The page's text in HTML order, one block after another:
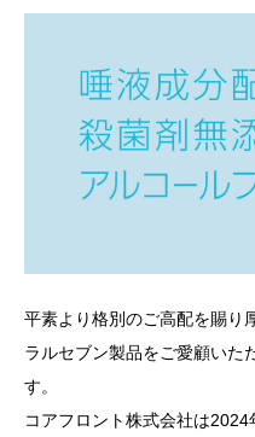
平素より格別のご高配を賜り
ラルセブン製品をご愛顧いた
す。
コアフロント株式会社は